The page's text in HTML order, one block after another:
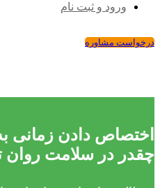
ورود و ثبت نام
درخواست مشاوره
اختصاص دادن زمانی
چقدر در سلامت روان